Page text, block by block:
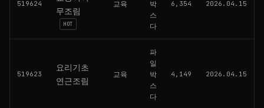
519624
무조림
HOT
교육
박
스
다
6,354 2026.04.15
519623
요리기초
연근조림
교육
파
일
박
스
다
4,149 2026.04.15